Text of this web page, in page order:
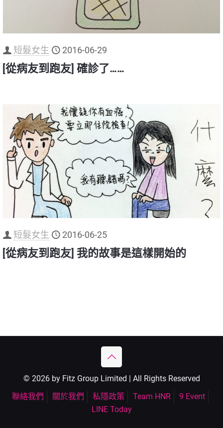
短髮女生 2016-06-29
[從病友到跑友] 確診了……
短髮女生 2016-06-25
[從病友到跑友] 我的故事是這樣開始的
© 2026 by Fitz Group Limited | All Rights Reserved
聯絡我們
關於我們 私隱政策 Team HNR
9 Event
LINE Today